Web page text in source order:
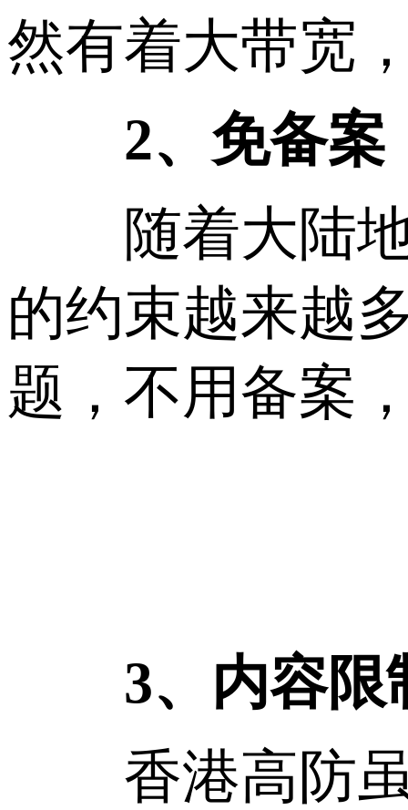
然有着大带宽
2、免备案
随着大陆地
的约束越来越
题，不用备案
3、内容限
香港高防虽